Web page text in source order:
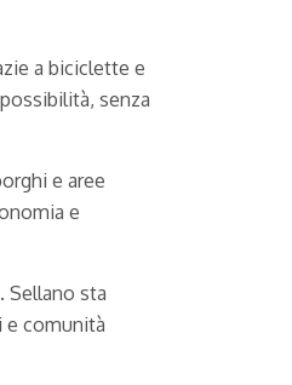
a biciclette e
senza
e aree
e
Sellano sta
e comunità